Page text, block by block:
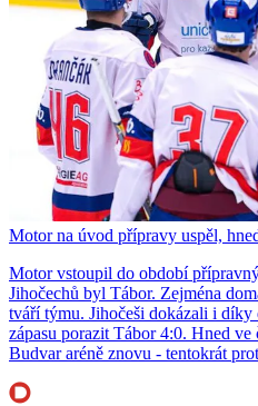
Motor na úvod přípravy uspěl,
Motor vstoupil do období
Jihočechů byl Tábor. Zejména
tváří týmu. Jihočeši dokázali i
zápasu porazit Tábor 4:0. Hned
Budvar aréně znovu - tentokrát